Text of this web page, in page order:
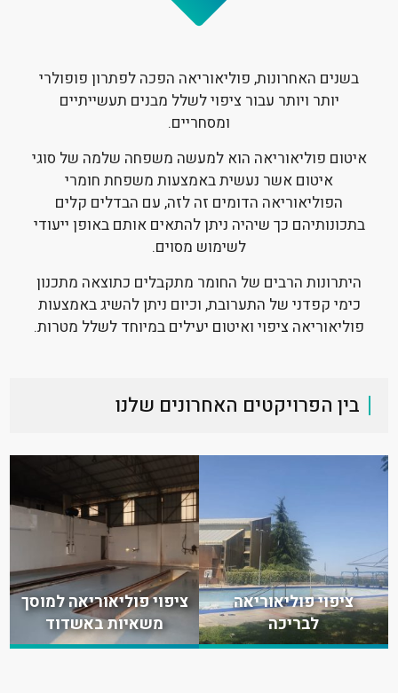
בשנים האחרונות, פוליאוריאה הפכה לפתרון פופולרי
יותר ויותר עבור ציפוי לשלל מבנים תעשייתיים
ומסחריים.
איטום פוליאוריאה הוא למעשה משפחה שלמה של סוגי
איטום אשר נעשית באמצעות משפחת חומרי
הפוליאוריאה הדומים זה לזה, עם הבדלים קלים
בתכונותיהם כך שיהיה ניתן להתאים אותם באופן ייעודי
לשימוש מסוים.
היתרונות הרבים של החומר מתקבלים כתוצאה מתכנון
כימי קפדני של התערובת, וכיום ניתן להשיג באמצעות
פוליאוריאה ציפוי ואיטום יעילים במיוחד לשלל מטרות.
בין הפרויקטים האחרונים שלנו
ציפוי פוליאוריאה
לבריכה
ציפוי פוליאוריאה למוסך
משאיות באשדוד